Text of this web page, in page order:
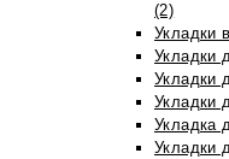
(2)
Укладки
Укладки
Укладки
Укладки
Укладка
Укладки